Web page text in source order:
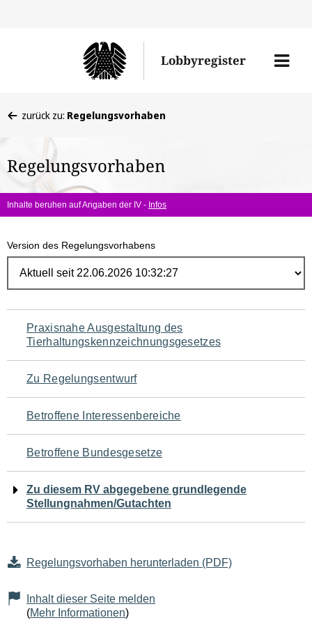
Lobbyregister
Menü
befinden
hier:
zurück zu: Regelungsvorhaben
Regelungsvorhaben
Inhalte beruhen auf Angaben der IV - Infos
Version des Regelungsvorhabens
Navigation
für
den
Seiteninhalt
Praxisnahe Ausgestaltung des
Tierhaltungskennzeichnungsgesetzes
Zu Regelungsentwurf
Betroffene Interessenbereiche
Betroffene Bundesgesetze
Zu diesem RV abgegebene grundlegende
Stellungnahmen/Gutachten
Regelungsvorhaben herunterladen (PDF)
Inhalt dieser Seite melden
(Mehr Informationen)